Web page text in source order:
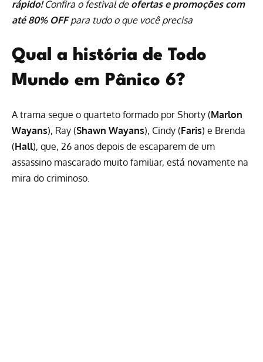
rápido!Confira o festival de ofertas e promoções com
até 80% OFFpara tudo o que você precisa
Qual a história de Todo
Mundo em Pânico 6?
A trama segue o quarteto formado por Shorty (Marlon
Wayans), Ray (Shawn Wayans), Cindy (Faris) e Brenda
(Hall), que, 26 anos depois de escaparem de um
assassino mascarado muito familiar, está novamente na
mira do criminoso.